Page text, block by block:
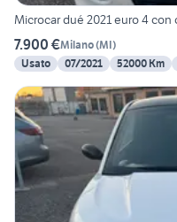
Microcar dué 2021 euro 4 con
7.900 €Milano(MI)
Usato
07/2021 52000 Km